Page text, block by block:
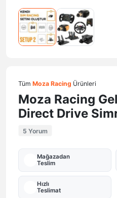
Tüm Moza Racing Ürünleri
Moza Racing
Direct Drive
5 Yorum
Mağazadan
Teslim
Hızlı
Teslimat